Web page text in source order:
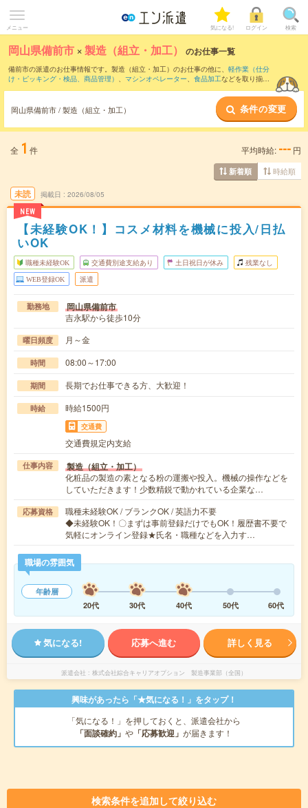
メニュー 気になる! ログイン 検索
岡山県備前市 ×製造（組立・加工） のお仕事一覧
備前市の派遣のお仕事情報です。製造（組立・加工）のお仕事の他に、 軽作業（仕分
け・ピッキング・検品、商品管理） 、 マシンオペレーター、 食品加工などを取り揃え
製造（組立・加工）のお仕事とは？とは？
岡山県備前市 / 製造（組立・加工） 条件の変更
全 1 件 平均時給: --- 円
新着順 時給順
未読
NEW
掲載日 2026/08/05
【未経験OK！】コスメ材料を機械に投入/日払
いOK
職種未経験OK 交通費別途支給あり 土日祝日が休み 残業なし
WEB登録OK 派遣
勤務地 岡山県備前市
吉永駅から徒歩10分
曜日頻度 月～金
時間 08:00～17:00
期間 長期でお仕事できる方、大歓迎！
時給 時給1500円
交通費
交通費規定内支給
仕事内容 製造（組立・加工）
化粧品の製造の素となる粉の運搬や投入。機械の操作などを
していただきます！少数精鋭で動かれている企業な…
応募資格
職種未経験OK / ブランクOK / 英語力不要
◆未経験OK！〇まずは事前登録だけでもOK！履歴書不要で
気軽にオンライン登録★氏名・職種などを入力す…
職場の雰囲気
年齢層
20代
30代 40代 50代 60代
気になる! 応募へ進む 詳しく見る
派遣会社 株式会社綜合キャリアオプション 製造事業部（全国）
興味があったら「★気になる！」をタップ！
「気になる！」を押しておくと、派遣会社から
「面談確約」 や 「応募歓迎」 が届きます！
検索条件を追加して絞り込む